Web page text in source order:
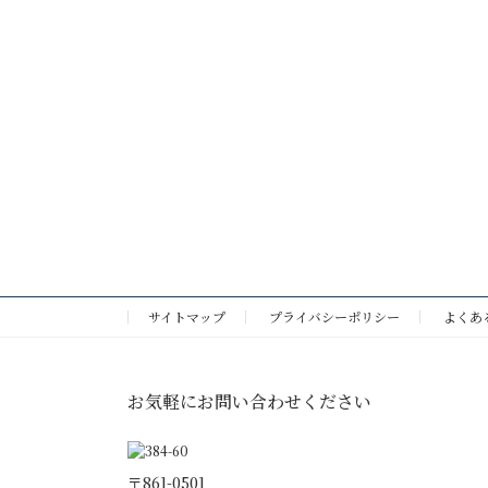
サイトマップ プライバシーポリシー よくあ
お気軽にお問い合わせください
〒861-0501